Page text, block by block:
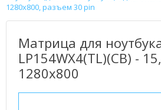
1280x800, разъем 30 pin
Матрица для
LP154WX4(TL)(CB) -
1280x800